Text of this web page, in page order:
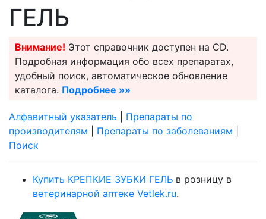
ГЕЛЬ
Внимание! Этот справочник доступен на CD.
Подробная информация обо всех препаратах,
удобный поиск, автоматическое обновление
каталога. Подробнее »»
Алфавитный указатель
Препараты по
производителям
Препараты по заболеваниям
Поиск
Купить КРЕПКИЕ ЗУБКИ ГЕЛЬ в розницу в
ветеринарной аптеке Vetlek.ru.